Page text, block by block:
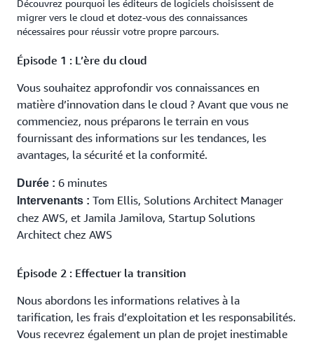
Découvrez pourquoi les éditeurs de logiciels choisissent de
migrer vers le cloud et dotez-vous des connaissances
nécessaires pour réussir votre propre parcours.
Épisode 1 : L’ère du cloud
Vous souhaitez approfondir vos connaissances en
matière d’innovation dans le cloud ? Avant que vous ne
commenciez, nous préparons le terrain en vous
fournissant des informations sur les tendances, les
avantages, la sécurité et la conformité.
Durée : 6 minutes
Intervenants : Tom Ellis, Solutions Architect Manager
chez AWS, et Jamila Jamilova, Startup Solutions
Architect chez AWS
Épisode 2 : Effectuer la transition
Nous abordons les informations relatives à la
tarification, les frais d’exploitation et les responsabilités.
Vous recevrez également un plan de projet inestimable